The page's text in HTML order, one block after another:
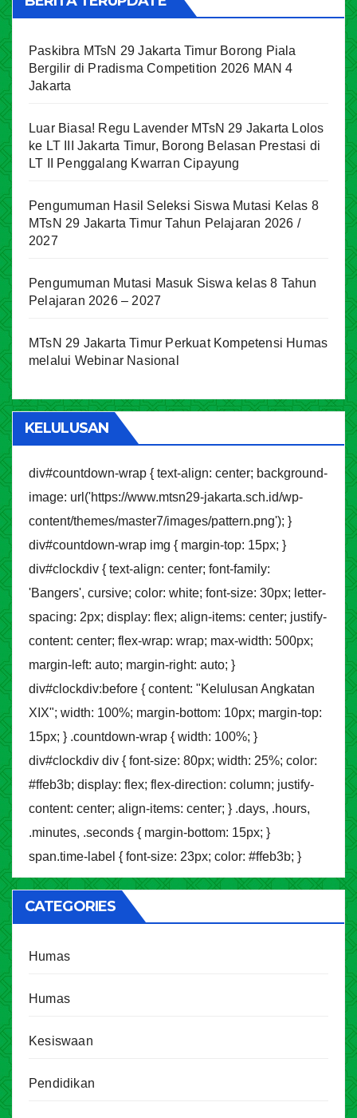
Paskibra MTsN 29 Jakarta Timur Borong Piala
Bergilir di Pradisma Competition 2026 MAN 4
Jakarta
Luar Biasa! Regu Lavender MTsN 29 Jakarta Lolos
ke LT III Jakarta Timur, Borong Belasan Prestasi di
LT II Penggalang Kwarran Cipayung
Pengumuman Hasil Seleksi Siswa Mutasi Kelas 8
MTsN 29 Jakarta Timur Tahun Pelajaran 2026 /
2027
Pengumuman Mutasi Masuk Siswa kelas 8 Tahun
Pelajaran 2026 – 2027
MTsN 29 Jakarta Timur Perkuat Kompetensi Humas
melalui Webinar Nasional
KELULUSAN
div#countdown-wrap { text-align: center; background-
image: url('https://www.mtsn29-jakarta.sch.id/wp-
content/themes/master7/images/pattern.png'); }
div#countdown-wrap img { margin-top: 15px; }
div#clockdiv { text-align: center; font-family:
'Bangers', cursive; color: white; font-size: 30px; letter-
spacing: 2px; display: flex; align-items: center; justify-
content: center; flex-wrap: wrap; max-width: 500px;
margin-left: auto; margin-right: auto; }
div#clockdiv:before { content: "Kelulusan Angkatan
XIX"; width: 100%; margin-bottom: 10px; margin-top:
15px; } .countdown-wrap { width: 100%; }
div#clockdiv div { font-size: 80px; width: 25%; color:
#ffeb3b; display: flex; flex-direction: column; justify-
content: center; align-items: center; } .days, .hours,
.minutes, .seconds { margin-bottom: 15px; }
span.time-label { font-size: 23px; color: #ffeb3b; }
CATEGORIES
Humas
Humas
Kesiswaan
Pendidikan